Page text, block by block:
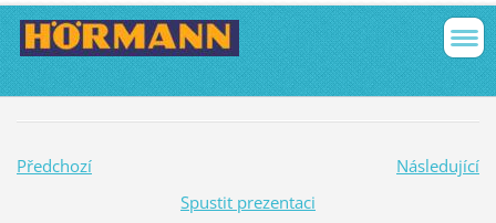
Předchozí
Následující
Spustit prezentaci